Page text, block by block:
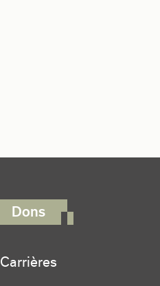
Dons
Carrières